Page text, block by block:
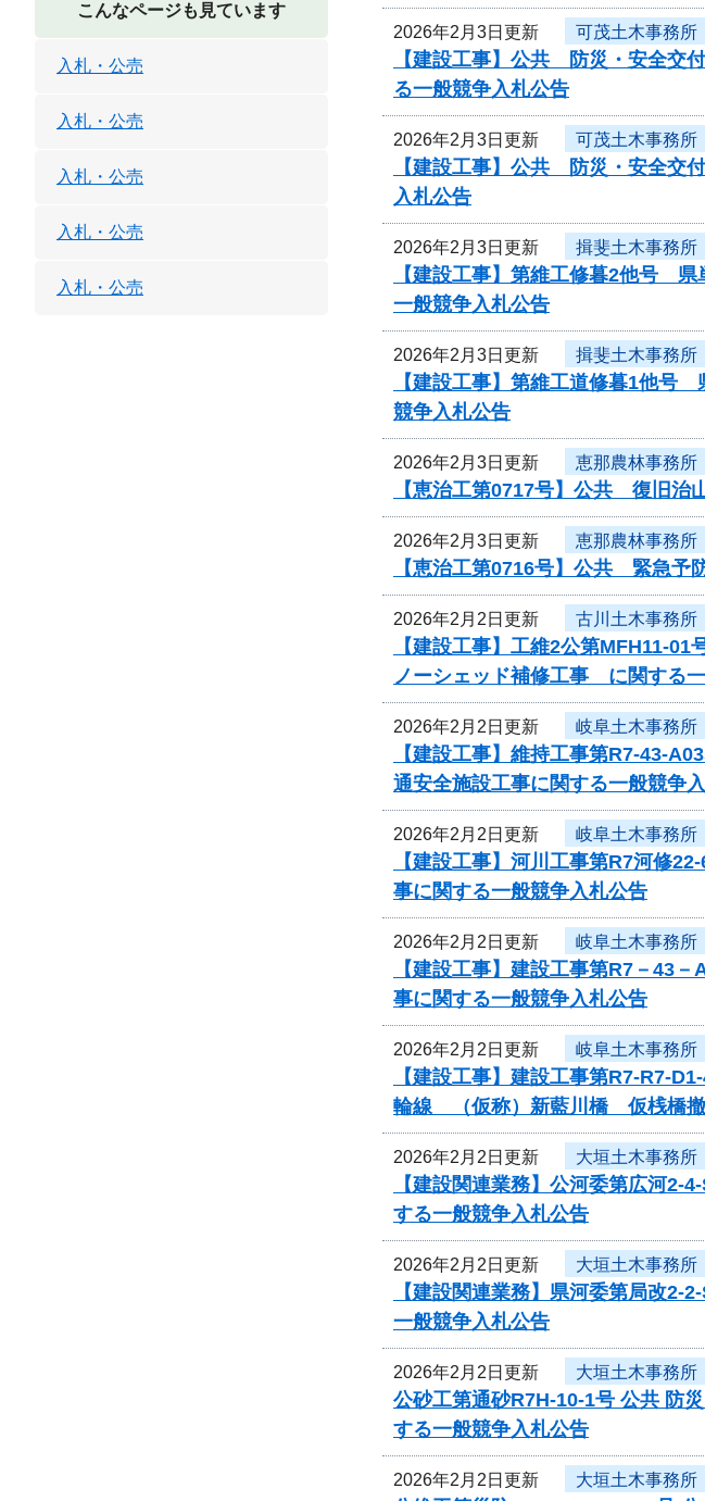
2026年2月3日更新 可茂土木事務所
【建設工事】公共 防災・安全交
る一般競争入札公告
2026年2月3日更新 可茂土木事務所
【建設工事】公共 防災・安全交
入札公告
2026年2月3日更新 揖斐土木事務所
【建設工事】第維工修暮2他号
一般競争入札公告
2026年2月3日更新 揖斐土木事務所
【建設工事】第維工道修暮1他号
競争入札公告
2026年2月3日更新 恵那農林事務所
【恵治工第0717号】公共 復旧治
2026年2月3日更新 恵那農林事務所
【恵治工第0716号】公共 緊急予
2026年2月2日更新 古川土木事務所
【建設工事】工維2公第MFH11-
ノーシェッド補修工事 に関する
2026年2月2日更新 岐阜土木事務所
【建設工事】維持工事第R7-43-
通安全施設工事に関する一般競争
2026年2月2日更新 岐阜土木事務所
【建設工事】河川工事第R7河修
事に関する一般競争入札公告
2026年2月2日更新 岐阜土木事務所
【建設工事】建設工事第R7－43
事に関する一般競争入札公告
2026年2月2日更新 岐阜土木事務所
【建設工事】建設工事第R7-R7-
輪線 （仮称）新藍川橋 仮桟橋撤
2026年2月2日更新 大垣土木事務所
【建設関連業務】公河委第広河
する一般競争入札公告
2026年2月2日更新 大垣土木事務所
【建設関連業務】県河委第局改2-
一般競争入札公告
2026年2月2日更新 大垣土木事務所
公砂工第通砂R7H-10-1号 公共 防
する一般競争入札公告
2026年2月2日更新 大垣土木事務所
こんなページも見ています
入札・公売
入札・公売
入札・公売
入札・公売
入札・公売